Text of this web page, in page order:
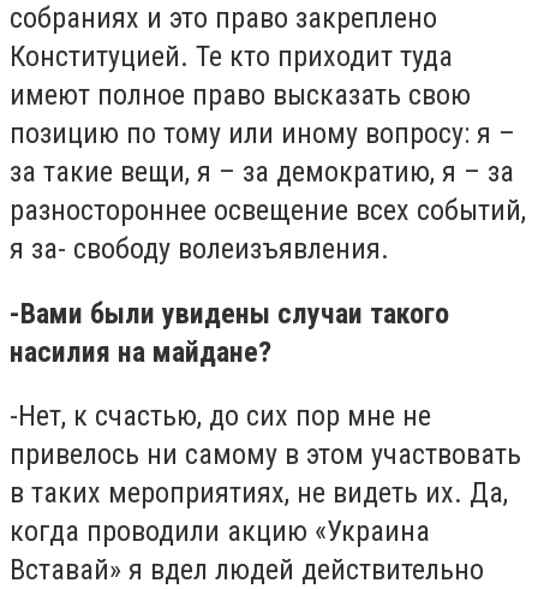
собраниях и это право закреплено
Конституцией. Те кто приходит туда
имеют полное право высказать свою
позицию по тому или иному вопросу: я –
за такие вещи, я – за демократию, я – за
разностороннее освещение всех событий,
я за- свободу волеизъявления.
-Вами были увидены случаи такого
насилия на майдане?
-Нет, к счастью, до сих пор мне не
привелось ни самому в этом участвовать
в таких мероприятиях, не видеть их. Да,
когда проводили акцию «Украина
Вставай» я вдел людей действительно